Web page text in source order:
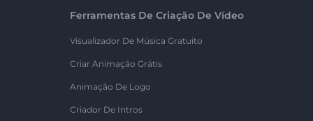
Ferramentas De Criação De Vídeo
Visualizador De Música Gratuito
Criar Animação Grátis
Animação De Logo
Criador De Intros